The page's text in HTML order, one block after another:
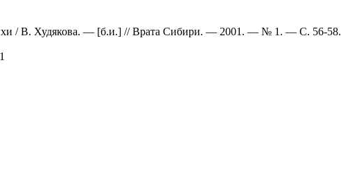
/ В. Худякова. — [б.и.] // Врата Сибири. — 2001. — № 1. — С. 56-58.